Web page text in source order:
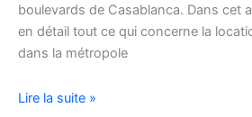
boulevards de Casablanca. Dans cet
en détail tout ce qui concerne la
dans la métropole
Voyager
Lire la suite »